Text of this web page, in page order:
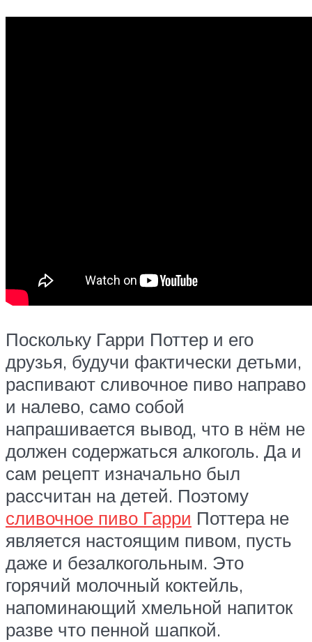
Поскольку Гарри Поттер и его
друзья, будучи фактически детьми,
распивают сливочное пиво направо
и налево, само собой
напрашивается вывод, что в нём не
должен содержаться алкоголь. Да и
сам рецепт изначально был
рассчитан на детей. Поэтому
сливочное пиво Гарри Поттера не
является настоящим пивом, пусть
даже и безалкогольным. Это
горячий молочный коктейль,
напоминающий хмельной напиток
разве что пенной шапкой.